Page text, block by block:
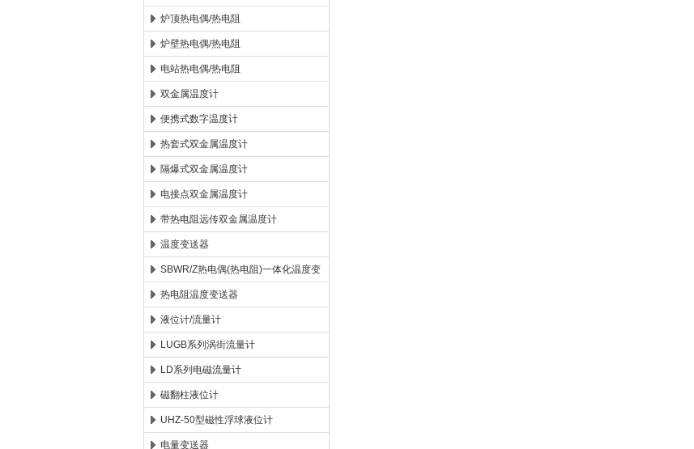
炉顶热电偶/热电阻
炉壁热电偶/热电阻
电站热电偶/热电阻
双金属温度计
便携式数字温度计
热套式双金属温度计
隔爆式双金属温度计
电接点双金属温度计
带热电阻远传双金属温度计
温度变送器
SBWR/Z热电偶(热电阻)一体化温度变
送器
热电阻温度变送器
液位计/流量计
LUGB系列涡街流量计
LD系列电磁流量计
磁翻柱液位计
UHZ-50型磁性浮球液位计
电量变送器